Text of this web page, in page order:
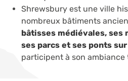
Shrewsbury est une ville
nombreux bâtiments
bâtisses médiévales, ses
ses parcs et ses ponts
participent à son ambiance